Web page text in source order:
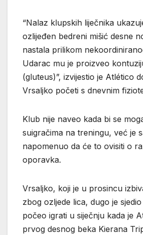
“Nalaz klupskih liječnika
ozlijeđen bedreni mišić desne
nastala prilikom
Udarac mu je proizveo
(gluteus)”, izvijestio je Atlético
Vrsaljko početi s dnevnim
Klub nije naveo kada bi se
suigračima na treningu, već je
napomenuo da će to ovisiti o
oporavka.
Vrsaljko, koji je u prosincu
zbog ozljede lica, dugo je
počeo igrati u siječnju kada je
prvog desnog beka Kierana